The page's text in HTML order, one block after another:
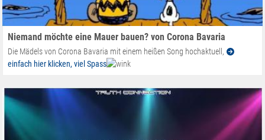
Niemand möchte eine Mauer bauen? von Corona Bavaria
Die Mädels von Corona Bavaria mit einem heißen Song hochaktuell,
einfach hier klicken, viel Spass